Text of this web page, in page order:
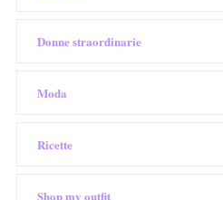
Donne straordinarie
Moda
Ricette
Shop my outfit